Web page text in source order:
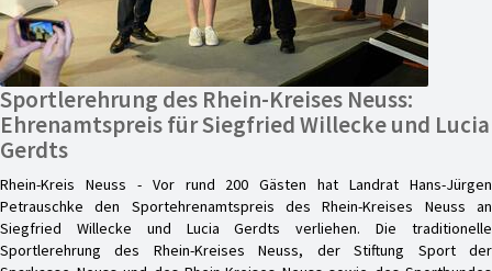
Sportlerehrung des Rhein-Kreises Neuss:
Ehrenamtspreis für Siegfried Willecke und Lucia
Gerdts
Rhein-Kreis Neuss - Vor rund 200 Gästen hat Landrat Hans-Jürgen
Petrauschke den Sportehrenamtspreis des Rhein-Kreises Neuss an
Siegfried Willecke und Lucia Gerdts verliehen. Die traditionelle
Sportlerehrung des Rhein-Kreises Neuss, der Stiftung Sport der